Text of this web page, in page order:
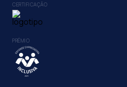
CERTIFICAÇÃO
PRÉMIO